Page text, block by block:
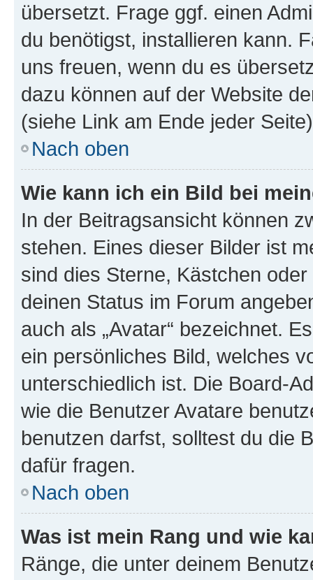
übersetzt. Frage ggf. einen
du benötigst, installieren kann.
uns freuen, wenn du es
dazu können auf der Website
(siehe Link am Ende jeder
Nach oben
Wie kann ich ein Bild bei
In der Beitragsansicht können
stehen. Eines dieser Bilder ist
sind dies Sterne, Kästchen
deinen Status im Forum
auch als „Avatar“ bezeichnet.
ein persönliches Bild, welches
unterschiedlich ist. Die Board-
wie die Benutzer Avatare
benutzen darfst, solltest du die
dafür fragen.
Nach oben
Was ist mein Rang und wie
Ränge, die unter deinem